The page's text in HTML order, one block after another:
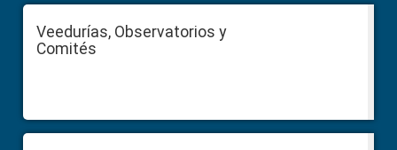
Veedurías, Observatorios y
Comités